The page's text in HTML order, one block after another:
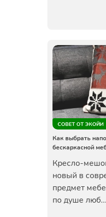
СОВЕТ ОТ ЭКОЙИ
Как выбрать
бескаркасной
Кресло-
новый в
предмет
по душе люб...